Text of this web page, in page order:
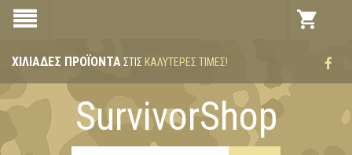
ΧΙΛΙΆΔΕΣ ΠΡΟΪΌΝΤΑΣΤΙΣ ΚΑΛΎΤΕΡΕΣ ΤΙΜΈΣ!
SurvivorShop